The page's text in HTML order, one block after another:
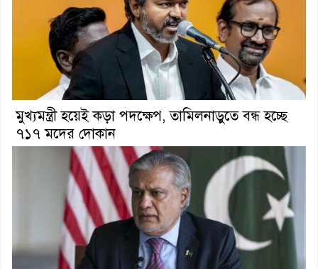
মুখ্যমন্ত্রী হয়েই কড়া পদক্ষেপ, তামিলনাড়ুতে বন্ধ হচ্ছে
৭১৭ মদের দোকান